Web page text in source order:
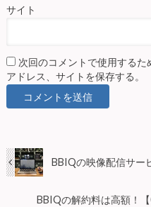
サイト
次回のコメントで使用する
アドレス、サイトを保存する。
BBIQの映像配信サー
BBIQの解約料は高額！